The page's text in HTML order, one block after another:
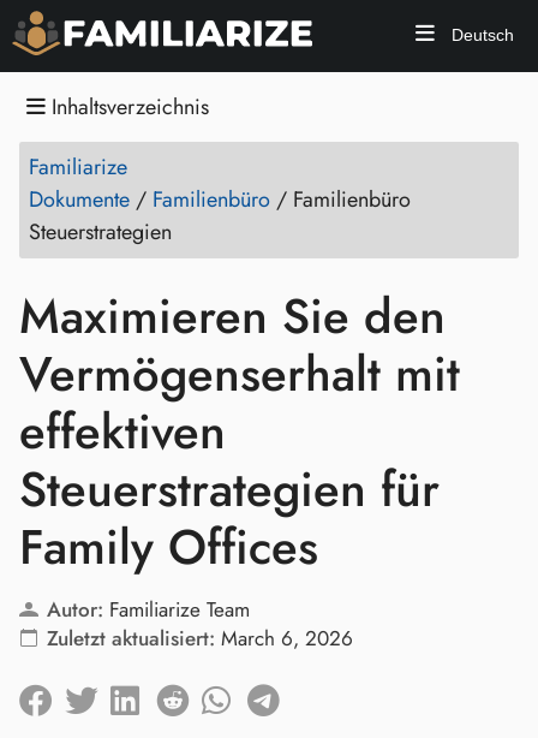
Deutsch
Inhaltsverzeichnis
Familiarize
Dokumente / Familienbüro / Familienbüro
Steuerstrategien
Maximieren Sie den
Vermögenserhalt mit
effektiven
Steuerstrategien für
Family Offices
Autor: Familiarize Team
Zuletzt aktualisiert: March 6, 2026